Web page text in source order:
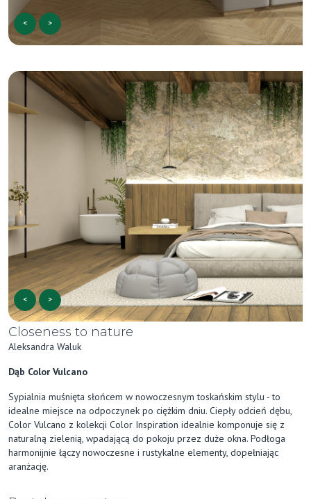
< >
< >
Closeness to nature
Aleksandra Waluk
Dąb Color Vulcano
Sypialnia muśnięta słońcem w nowoczesnym toskańskim stylu - to
idealne miejsce na odpoczynek po ciężkim dniu. Ciepły odcień dębu,
Color Vulcano z kolekcji Color Inspiration idealnie komponuje się z
naturalną zielenią, wpadającą do pokoju przez duże okna. Podłoga
harmonijnie łączy nowoczesne i rustykalne elementy, dopełniając
aranżację.